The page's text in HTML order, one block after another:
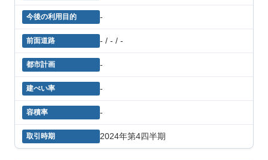
-
- / - / -
-
-
-
2024年第4四半期